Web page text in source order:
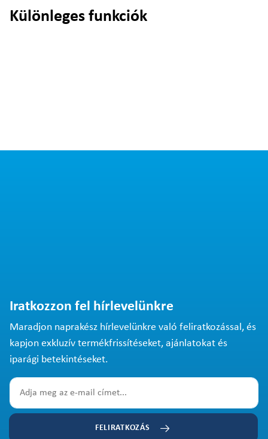
Különleges funkciók
Iratkozzon fel hírlevelünkre
Maradjon naprakész hírlevelünkre való feliratkozással, és
kapjon exkluzív termékfrissítéseket, ajánlatokat és
iparági betekintéseket.
FELIRATKOZÁS